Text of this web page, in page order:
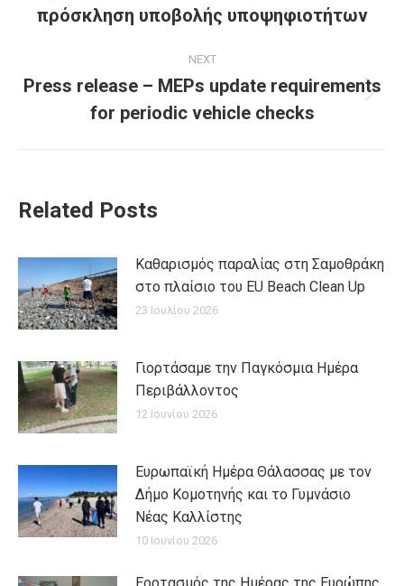
post:
πρόσκληση υποβολής υποψηφιοτήτων
NEXT
Next
post:
Press release – MEPs update requirements
for periodic vehicle checks
Related Posts
Καθαρισμός παραλίας στη Σαμοθράκη
στο πλαίσιο του EU Beach Clean Up
23 Ιουλίου 2026
Γιορτάσαμε την Παγκόσμια Ημέρα
Περιβάλλοντος
12 Ιουνίου 2026
Ευρωπαϊκή Ημέρα Θάλασσας με τον
Δήμο Κομοτηνής και το Γυμνάσιο
Νέας Καλλίστης
10 Ιουνίου 2026